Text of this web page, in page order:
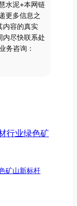
水泥+本网链
更多信息之
内容的真实
内尽快联系处
务咨询：
矿山新标杆